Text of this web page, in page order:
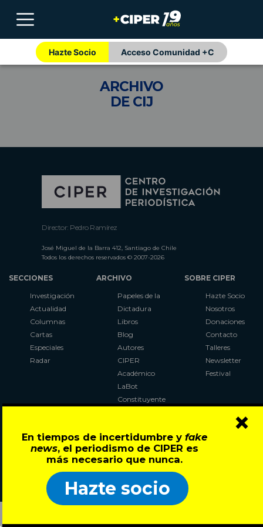
En tiempos de incertidumbre y fake
news, el periodismo de CIPER es
más necesario que nunca.
Hazte socio
×
Hazte Socio Acceso Comunidad +C
ARCHIVO
DE CIJ
Director: Pedro Ramírez
José Miguel de la Barra 412, Santiago de Chile
Todos los derechos reservados © 2007-2026
SECCIONES
Investigación
Actualidad
Columnas
Cartas
Especiales
Radar
ARCHIVO
Papeles de la
Dictadura
Libros
Blog
Autores
CIPER
Académico
LaBot
Constituyente
SOBRE CIPER
Hazte Socio
Nosotros
Donaciones
Contacto
Talleres
Newsletter
Festival
Síguenos en: